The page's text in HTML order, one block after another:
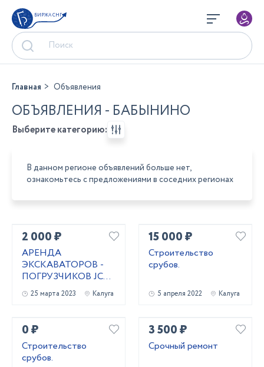
БИРЖА СНГ
Главная Объявления
ОБЪЯВЛЕНИЯ - БАБЫНИНО
Выберите категорию:
В данном регионе объявлений больше нет,
ознакомьтесь с предложениями в соседних регионах
2 000 ₽
АРЕНДА
ЭКСКАВАТОРОВ -
ПОГРУЗЧИКОВ JCB
5СХ, JCB 4СХ,
NewHolland LB115,
25 марта 2023 Калуга
15 000 ₽
Строительство
срубов.
5 апреля 2022 Калуга
0 ₽
Строительство
срубов.
3 500 ₽
Срочный ремонт